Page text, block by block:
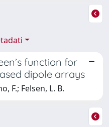
function for
dipole arrays
F.; Felsen, L. B.